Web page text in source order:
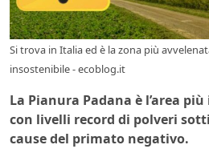
Si trova in Italia ed è la zona più
insostenibile - ecoblog.it
La Pianura Padana è l’area
con livelli record di polveri
cause del primato negativo.